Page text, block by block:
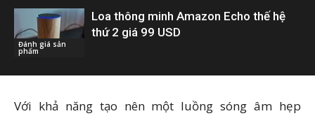
Đánh giá sản
phẩm
Loa thông minh Amazon Echo thế hệ
thứ 2 giá 99 USD
Với khả năng tạo nên một luồng sóng âm hẹp